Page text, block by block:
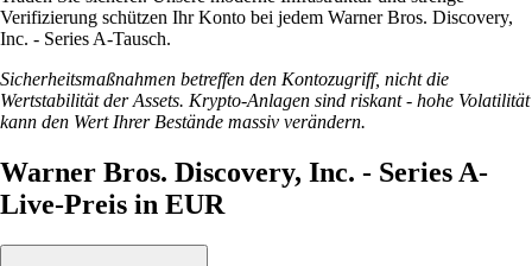
Verifizierung schützen Ihr Konto bei jedem Warner Bros. Discovery,
Inc. - Series A-Tausch.
Sicherheitsmaßnahmen betreffen den Kontozugriff, nicht die
Wertstabilität der Assets. Krypto-Anlagen sind riskant - hohe Volatilität
kann den Wert Ihrer Bestände massiv verändern.
Warner Bros. Discovery, Inc. - Series A-
Live-Preis in EUR